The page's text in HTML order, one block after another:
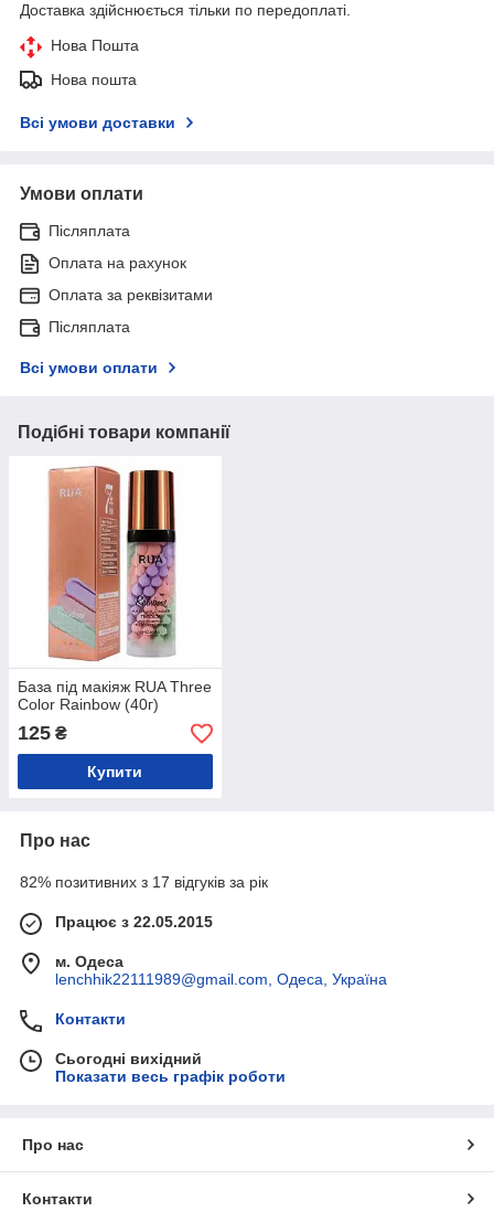
Доставка здійснюється тільки по передоплаті.
Нова Пошта
Нова пошта
Всі умови доставки
Умови оплати
Післяплата
Оплата на рахунок
Оплата за реквізитами
Післяплата
Всі умови оплати
Подібні товари компанії
База під макіяж RUA Three
Color Rainbow (40г)
125 ₴
Купити
Про нас
82% позитивних з 17 відгуків за рік
Працює з 22.05.2015
м. Одеса
lenchhik22111989@gmail.com, Одеса, Україна
Контакти
Сьогодні вихідний
Показати весь графік роботи
Про нас
Контакти